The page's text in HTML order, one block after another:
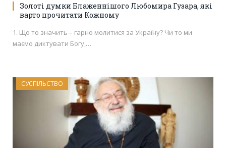
Золоті думки Блаженнішого Любомира Гузара, які
варто прочитати Кожному
1. Що то значить – гарно молитися за Україну? Чи то ми
маємо диктувати Богу,…
СУСПІЛЬСТВО